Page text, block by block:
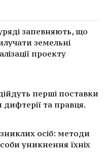
запевняють, що
земельні
проекту
перші поставки
та правця.
осіб: методи
уникнення їхніх